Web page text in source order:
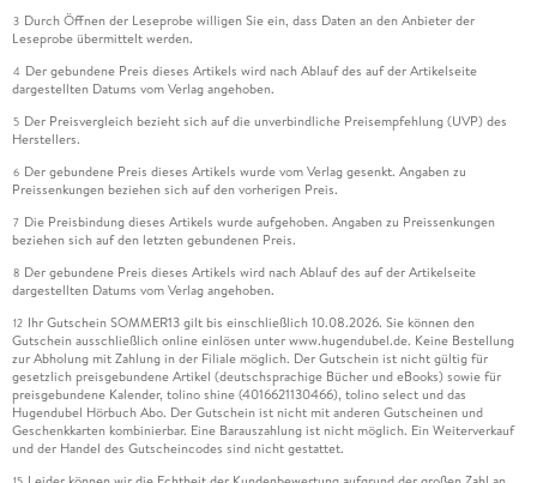
3 Durch Öffnen der Leseprobe willigen Sie ein, dass Daten an den Anbieter der
Leseprobe übermittelt werden.
4 Der gebundene Preis dieses Artikels wird nach Ablauf des auf der Artikelseite
dargestellten Datums vom Verlag angehoben.
5 Der Preisvergleich bezieht sich auf die unverbindliche Preisempfehlung (UVP) des
Herstellers.
6 Der gebundene Preis dieses Artikels wurde vom Verlag gesenkt. Angaben zu
Preissenkungen beziehen sich auf den vorherigen Preis.
7 Die Preisbindung dieses Artikels wurde aufgehoben. Angaben zu Preissenkungen
beziehen sich auf den letzten gebundenen Preis.
8 Der gebundene Preis dieses Artikels wird nach Ablauf des auf der Artikelseite
dargestellten Datums vom Verlag angehoben.
12 Ihr Gutschein SOMMER13 gilt bis einschließlich 10.08.2026. Sie können den
Gutschein ausschließlich online einlösen unter www.hugendubel.de. Keine Bestellung
zur Abholung mit Zahlung in der Filiale möglich. Der Gutschein ist nicht gültig für
gesetzlich preisgebundene Artikel (deutschsprachige Bücher und eBooks) sowie für
preisgebundene Kalender, tolino shine (4016621130466), tolino select und das
Hugendubel Hörbuch Abo. Der Gutschein ist nicht mit anderen Gutscheinen und
Geschenkkarten kombinierbar. Eine Barauszahlung ist nicht möglich. Ein Weiterverkauf
und der Handel des Gutscheincodes sind nicht gestattet.